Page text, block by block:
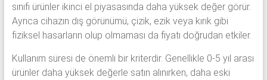
sınıfı ürünler ikinci el piyasasında daha yüksek değer görür.
Ayrıca cihazın dış görünümü, çizik, ezik veya kırık gibi
fiziksel hasarların olup olmaması da fiyatı doğrudan etkiler.
Kullanım süresi de önemli bir kriterdir. Genellikle 0-5 yıl arası
ürünler daha yüksek değerle satın alınırken, daha eski